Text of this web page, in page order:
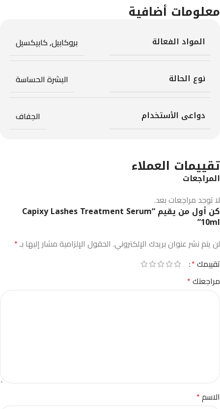
معلومات أضافية
المواد الفعالة بروكابيل,كابيكسيل
نوع الحالة البشرة الحساسة
دواعى الأستخدام الجفاف
تقييمات العملاء
المراجعات
لا توجد مراجعات بعد.
كن أول من يقيم “Capixy Lashes Treatment Serum
10ml”
لن يتم نشر عنوان بريدك الإلكتروني. الحقول الإلزامية مشار إليها بـ*
تقييمك*
مراجعتك*
الاسم*